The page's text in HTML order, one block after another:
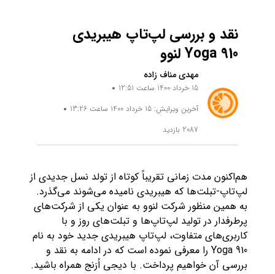
نقد و بررسی لپ‌تاپ هیبریدی
Yoga 910 لنوو
مهدی مناف زاده
15 خرداد 1400 ساعت 12:51
آخرین ویرایش: 15 خرداد 1400 ساعت 13:26
2087 بازدید
هم‌اکنون مدت زمانی تقریباً کوتاه از تولد نسل جدیدی از
لپ‌تاپ‌‌-تبلت‌ها که هیبریدی نامیده می‌شوند می‌گذرد.
به همین منظور شرکت لنوو به عنوان یکی از شرکت‌های
پرطرفدار در تولید لپ‌تاپ‌‌ها و تبلت‌های روز و با
کاربری‌های متفاوت، لپ‌تاپ هیبریدی جدید خود به نام
Yoga 910 را معرفی نموده است که در ادامه به نقد و
بررسی آن خواهیم پرداخت. با دیجی اُرَنج همراه باشید.